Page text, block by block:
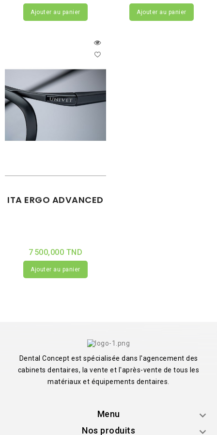
Ajouter au panier Ajouter au panier
ITA ERGO ADVANCED
7 500,000 TND
Ajouter au panier
Dental Concept est spécialisée dans l'agencement des
cabinets dentaires, la vente et l'après-vente de tous les
matériaux et équipements dentaires.
Menu 
Nos produits 